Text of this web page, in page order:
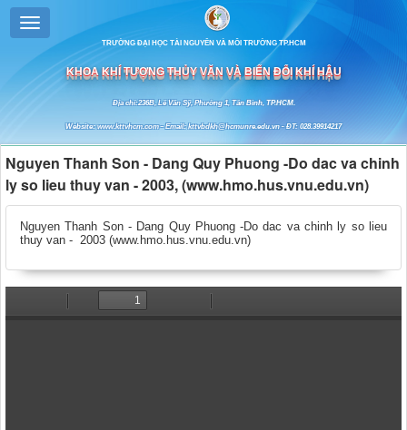
TRƯỜNG ĐẠI HỌC TÀI NGUYÊN VÀ MÔI TRƯỜNG TP.HCM
KHOA KHÍ TƯỢNG THỦY VĂN VÀ BIẾN ĐỔI KHÍ HẬU
Địa chỉ:236B, Lê Văn Sỹ, Phường 1, Tân Bình, TP.HCM.
Website: www.kttvhcm.com - Email: kttvbdkh@hcmunre.edu.vn - ĐT: 028.39914217
Nguyen Thanh Son - Dang Quy Phuong -Do dac va chinh
ly so lieu thuy van - 2003, (www.hmo.hus.vnu.edu.vn)
Nguyen Thanh Son - Dang Quy Phuong -Do dac va chinh ly so lieu
thuy van - 2003 (www.hmo.hus.vnu.edu.vn)